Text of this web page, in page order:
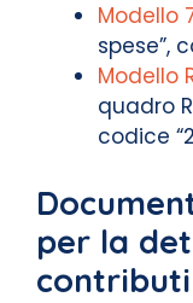
Modello
spese”,
Modello
quadro
codice
per la